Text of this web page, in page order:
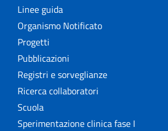
Linee guida
Organismo Notificato
Progetti
Pubblicazioni
Registri e sorveglianze
Ricerca collaboratori
Scuola
Sperimentazione clinica fase I